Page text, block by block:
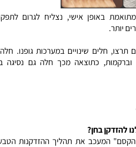
שינויים במערכות גופנו. חלה האטה